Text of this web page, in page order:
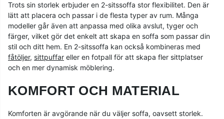
Trots sin storlek erbjuder en 2-sitssoffa stor flexibilitet. Den är
lätt att placera och passar i de flesta typer av rum. Många
modeller går även att anpassa med olika avslut, tyger och
färger, vilket gör det enkelt att skapa en soffa som passar din
stil och ditt hem. En 2-sitssoffa kan också kombineras med
fåtöljer, sittpuffar eller en fotpall för att skapa fler sittplatser
och en mer dynamisk möblering.
KOMFORT OCH MATERIAL
Komforten är avgörande när du väljer soffa, oavsett storlek.